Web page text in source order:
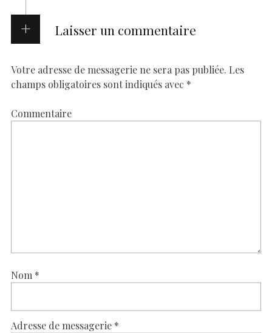
Laisser un commentaire
Votre adresse de messagerie ne sera pas publiée. Les
champs obligatoires sont indiqués avec *
Commentaire
Nom *
Adresse de messagerie *